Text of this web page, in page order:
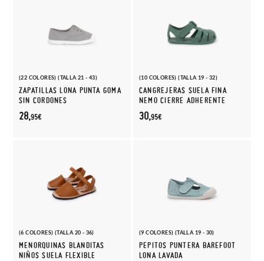
(22 COLORES) (TALLA 21 - 43)
ZAPATILLAS LONA PUNTA GOMA
SIN CORDONES
28,95€
(10 COLORES) (TALLA 19 - 32)
CANGREJERAS SUELA FINA
NEMO CIERRE ADHERENTE
30,95€
(6 COLORES) (TALLA 20 - 36)
MENORQUINAS BLANDITAS
NIÑOS SUELA FLEXIBLE
(9 COLORES) (TALLA 19 - 30)
PEPITOS PUNTERA BAREFOOT
LONA LAVADA